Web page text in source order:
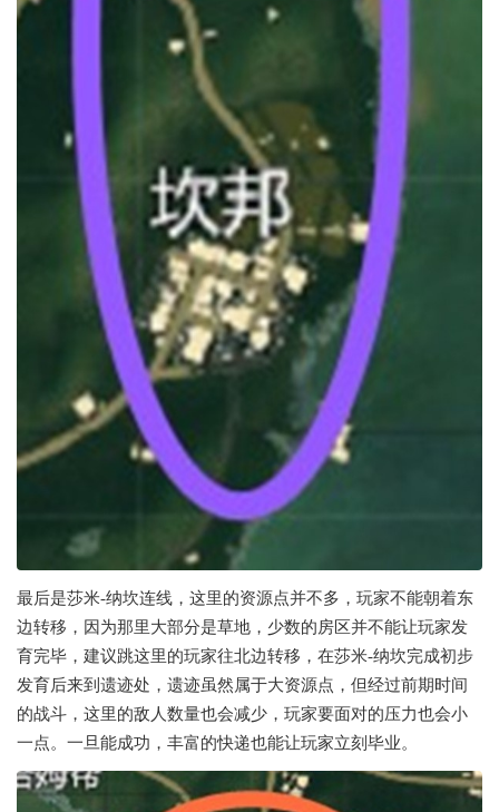
最后是莎米-纳坎连线，这里的资源点并不多，玩家不能朝着东
边转移，因为那里大部分是草地，少数的房区并不能让玩家发
育完毕，建议跳这里的玩家往北边转移，在莎米-纳坎完成初步
发育后来到遗迹处，遗迹虽然属于大资源点，但经过前期时间
的战斗，这里的敌人数量也会减少，玩家要面对的压力也会小
一点。一旦能成功，丰富的快递也能让玩家立刻毕业。